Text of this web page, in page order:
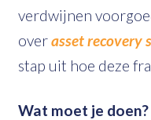
verdwijnen
overasset recovery
stap uit hoe deze
Wat moet je doen?